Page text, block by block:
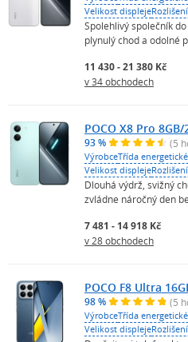
Velikost displeje
Spolehlivý společník
plynulý chod a odolné
11 430 - 21 380 Kč
v 34 obchodech
POCO X8 Pro
93 % (5
VýrobceTřída
Velikost displeje
Dlouhá výdrž, svižný
zvládne náročný den
7 481 - 14 918 Kč
v 28 obchodech
POCO F8 Ultra
98 % (5
VýrobceTřída
Velikost displeje